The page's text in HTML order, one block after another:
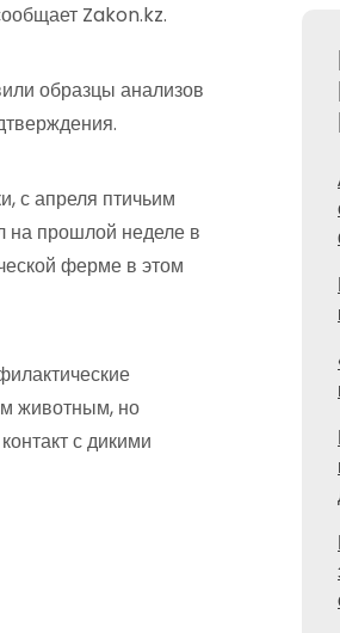
Zakon.kz.
образцы анализов
с апреля птичьим
на прошлой неделе в
ферме в этом
животным, но
с дикими